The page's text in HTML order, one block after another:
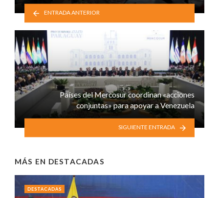
ENTRADA ANTERIOR
Países del Mercosur coordinan «acciones
conjuntas» para apoyar a Venezuela
SIGUIENTE ENTRADA
MÁS EN DESTACADAS
DESTACADAS